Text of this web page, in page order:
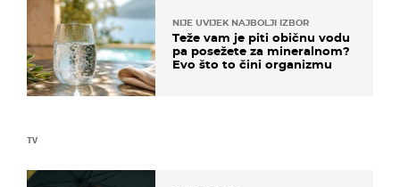
TV
NIJE UVIJEK NAJBOLJI IZBOR
Teže vam je piti običnu vodu
pa posežete za mineralnom?
Evo što to čini organizmu